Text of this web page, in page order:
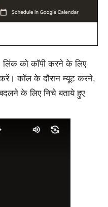
को कॉपी करने के लिए
करें। कॉल के दौरान म्यूट करने,
के लिए निचे बताये हुए